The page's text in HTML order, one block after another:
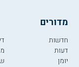
מדורים
חדשות
דעות
יומן